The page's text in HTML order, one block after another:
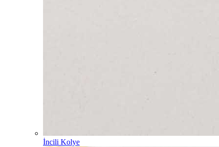
İncili Kolye